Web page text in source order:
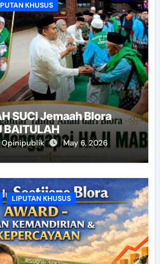
KHUSUS
SUCI Jemaah Blora
BAITULAH
Opinipublik May 6, 2026
LIPUTAN KHUSUS